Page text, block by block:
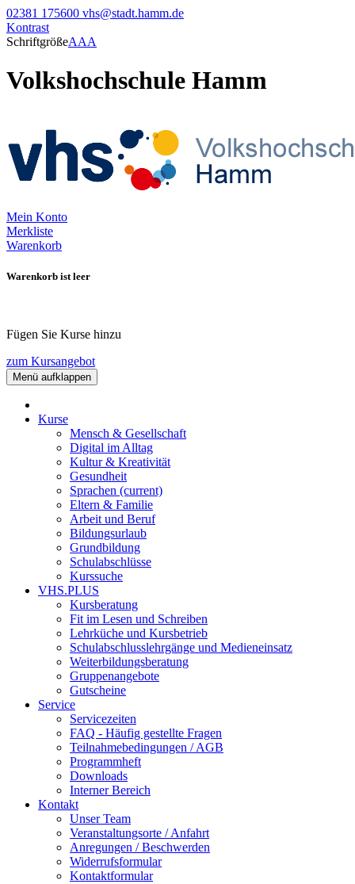
02381 175600 vhs@stadt.hamm.de
Kontrast
SchriftgrößeAAA
Volkshochschule Hamm
Mein Konto
Merkliste
Warenkorb
Warenkorb ist leer
Fügen Sie Kurse hinzu
zum Kursangebot
Menü aufklappen
Kurse
Mensch & Gesellschaft
Digital im Alltag
Kultur & Kreativität
Gesundheit
Sprachen (current)
Eltern & Familie
Arbeit und Beruf
Bildungsurlaub
Grundbildung
Schulabschlüsse
Kurssuche
VHS.PLUS
Kursberatung
Fit im Lesen und Schreiben
Lehrküche und Kursbetrieb
Schulabschlusslehrgänge und Medieneinsatz
Weiterbildungsberatung
Gruppenangebote
Gutscheine
Service
Servicezeiten
FAQ - Häufig gestellte Fragen
Teilnahmebedingungen / AGB
Programmheft
Downloads
Interner Bereich
Kontakt
Unser Team
Veranstaltungsorte / Anfahrt
Anregungen / Beschwerden
Widerrufsformular
Kontaktformular